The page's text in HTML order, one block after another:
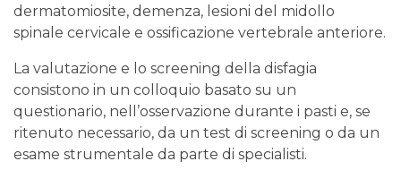
dermatomiosite, demenza, lesioni del midollo
spinale cervicale e ossificazione vertebrale anteriore.
La valutazione e lo screening della disfagia
consistono in un colloquio basato su un
questionario, nell’osservazione durante i pasti e, se
ritenuto necessario, da un test di screening o da un
esame strumentale da parte di specialisti.